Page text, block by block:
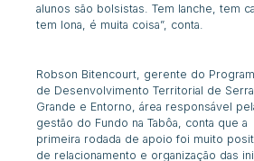
alunos são bolsistas. Tem lanche, tem
tem lona, é muita coisa”, conta.
Robson Bitencourt, gerente do
de Desenvolvimento Territorial de Serra
Grande e Entorno, área responsável
gestão do Fundo na Tabôa, conta que a
primeira rodada de apoio foi muito
de relacionamento e organização das